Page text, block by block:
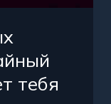
тебя